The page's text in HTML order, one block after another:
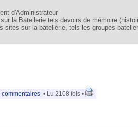
d'Administrateur
la Batellerie tels devoirs de mémoire
sites sur la batellerie, tels les groupes
commentaires • Lu 2108 fois •